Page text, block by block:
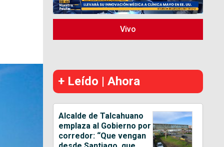
Vivo
+ Leído | Ahora
Alcalde de Talcahuano
emplaza al Gobierno por
corredor: “Que vengan